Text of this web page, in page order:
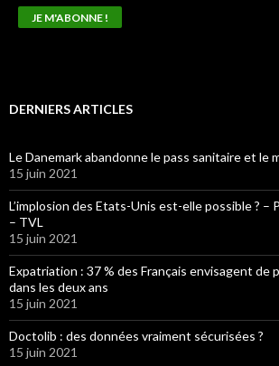
DERNIERS ARTICLES
Le Danemark abandonne le pass sanitaire et le
15 juin 2021
L’implosion des Etats-Unis est-elle possible ? –
– TVL
15 juin 2021
Expatriation : 37 % des Français envisagent de
dans les deux ans
15 juin 2021
Doctolib : des données vraiment sécurisées ?
15 juin 2021